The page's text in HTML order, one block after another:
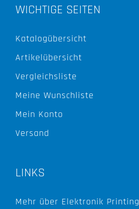
WICHTIGE SEITEN
Katalogübersicht
Artikelübersicht
Vergleichsliste
Meine Wunschliste
Mein Konto
Versand
LINKS
Mehr über Elektronik Printing